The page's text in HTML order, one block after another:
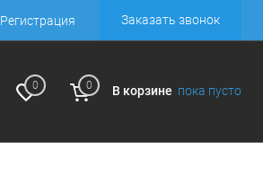
Регистрация Заказать звонок
0 0 В корзине пока пусто